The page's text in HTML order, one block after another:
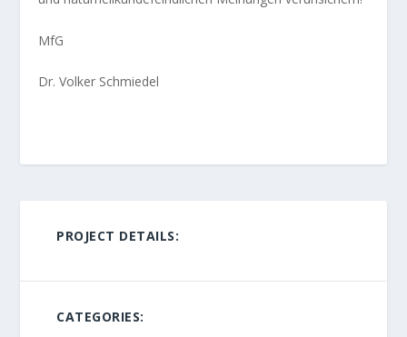
MfG
Dr. Volker Schmiedel
PROJECT DETAILS:
CATEGORIES: